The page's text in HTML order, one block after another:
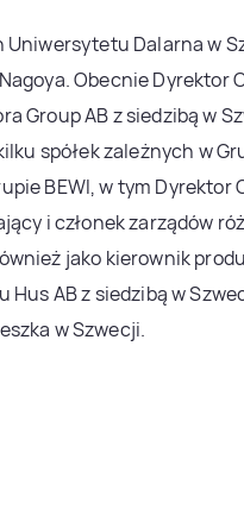
Dalarna w
Obecnie Dyrektor
Group AB z siedzibą w
spółek zależnych w
BEWI, w tym Dyrektor
i członek zarządów
jako kierownik
AB z siedzibą w
w Szwecji.